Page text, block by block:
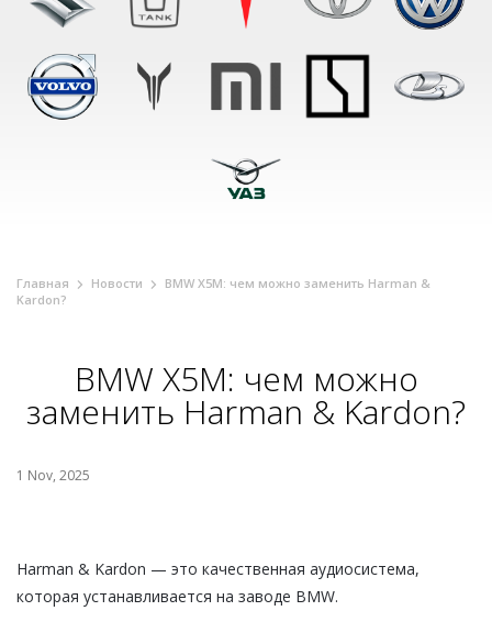
Главная Новости
BMW X5M: чем можно заменить Harman &
Kardon?
BMW X5M: чем можно
заменить Harman & Kardon?
1 Nov, 2025
Harman & Kardon — это качественная аудиосистема,
которая устанавливается на заводе BMW.